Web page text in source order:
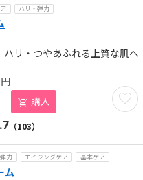
ハリ・弾力
ハリ・つやあふれる上質な肌へ
お気
円
購入
（103）
力 エイジングケア 基本ケア
ム